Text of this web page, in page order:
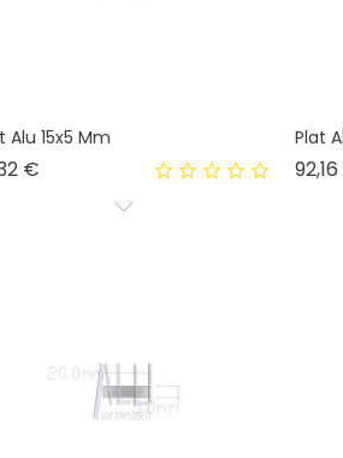
Alu 15x5 Mm
€
Plat